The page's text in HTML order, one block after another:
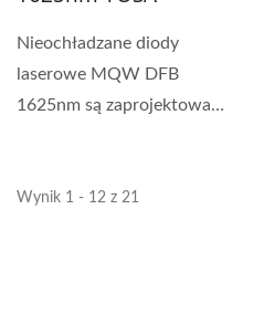
Nieochładzane diody
laserowe MQW DFB
1625nm są zaprojektowane
Wynik 1 - 12 z 21